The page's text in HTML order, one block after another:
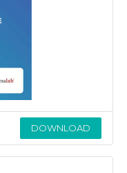
DOWNLOAD